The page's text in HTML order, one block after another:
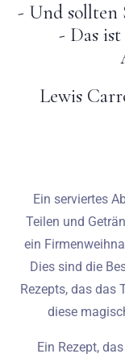
- Und sollten
- Das
Lewis
Ein serviertes
Teilen und
ein
Dies sind die
Rezepts, das das
diese
Ein Rezept,